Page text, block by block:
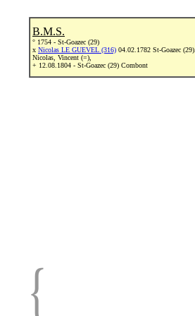
B.M.S.
° 1754 - St-Goazec (29)
x Nicolas LE GUEVEL (316) 04.02.1782 St-Goazec (29)
Nicolas, Vincent (=),
+ 12.08.1804 - St-Goazec (29) Combont